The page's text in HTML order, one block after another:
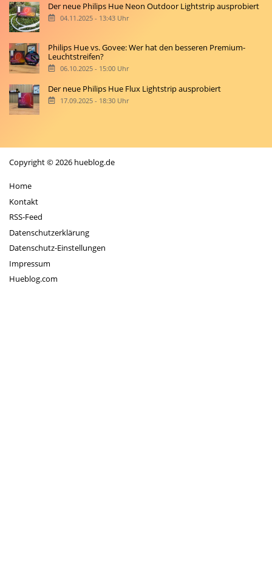
Der neue Philips Hue Neon Outdoor Lightstrip ausprobiert
04.11.2025 - 13:43 Uhr
Philips Hue vs. Govee: Wer hat den besseren Premium-
Leuchtstreifen?
06.10.2025 - 15:00 Uhr
Der neue Philips Hue Flux Lightstrip ausprobiert
17.09.2025 - 18:30 Uhr
Copyright © 2026 hueblog.de
Home
Kontakt
RSS-Feed
Datenschutzerklärung
Datenschutz-Einstellungen
Impressum
Hueblog.com